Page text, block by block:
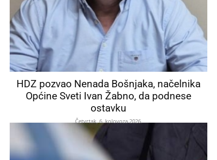
HDZ pozvao Nenada Bošnjaka, načelnika
Općine Sveti Ivan Žabno, da podnese
ostavku
Četvrtak, 6. kolovoza 2026.